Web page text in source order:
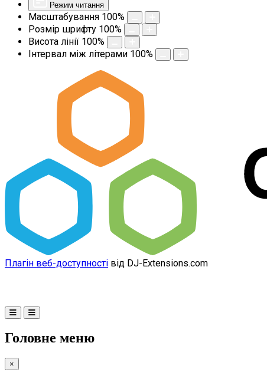
Режим читання
Масштабування 100%
Розмір шрифту 100%
Висота лінії 100%
Інтервал між літерами 100%
Плагін веб-доступності від DJ-Extensions.com
Головне меню
×